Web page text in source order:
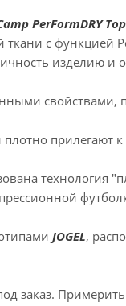
PerFormDRY
ткани с функцией
изделию и
плотно
технология
JOGEL,
заказ.